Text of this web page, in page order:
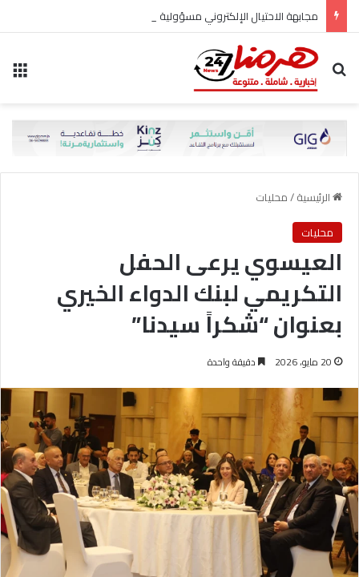
مجابهة الاحتيال الإلكتروني مسؤولية مشتركة
بحث عن
الرئيسية/محليات
محليات
العيسوي يرعى الحفل
التكريمي لبنك الدواء الخيري
بعنوان “شكراً سيدنا”
20 مايو، 2026 دقيقة واحدة